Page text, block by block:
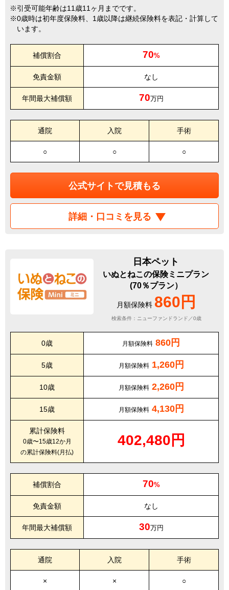
引受可能年齢は11歳11ヶ月までです。
0歳時は初年度保険料、1歳以降は継続保険料を表記・計算して
います。
補償割合 70%
免責金額 なし
年間最大補償額 70万円
通院 入院 手術
○ ○ ○
公式サイトで見積もる
詳細・口コミを見る
日本ペット
いぬとねこの保険ミニプラン
(70％プラン）
月額保険料 860円
検索条件：ニューファンドランド／0歳
0歳 月額保険料 860円
5歳 月額保険料 1,260円
10歳 月額保険料 2,260円
15歳 月額保険料 4,130円
累計保険料
0歳〜15歳12か月
の累計保険料(月払)
402,480円
補償割合 70%
免責金額 なし
年間最大補償額 30万円
通院 入院 手術
× × ○